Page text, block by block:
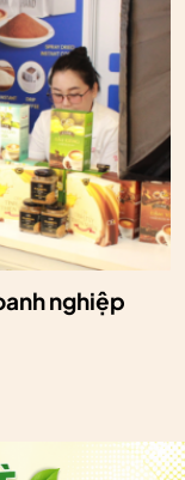
nghiệp